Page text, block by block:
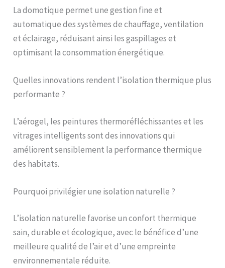
La domotique permet une gestion fine et
automatique des systèmes de chauffage, ventilation
et éclairage, réduisant ainsi les gaspillages et
optimisant la consommation énergétique.
Quelles innovations rendent l’isolation thermique plus
performante ?
L’aérogel, les peintures thermoréfléchissantes et les
vitrages intelligents sont des innovations qui
améliorent sensiblement la performance thermique
des habitats.
Pourquoi privilégier une isolation naturelle ?
L’isolation naturelle favorise un confort thermique
sain, durable et écologique, avec le bénéfice d’une
meilleure qualité de l’air et d’une empreinte
environnementale réduite.